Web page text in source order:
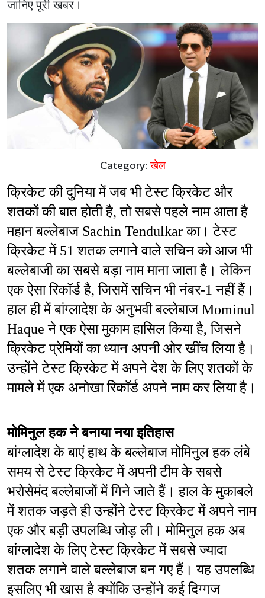
जानिए पूरी खबर।
Category:खेल
क्रिकेट की दुनिया में जब भी टेस्ट क्रिकेट और
शतकों की बात होती है, तो सबसे पहले नाम आता है
महान बल्लेबाज Sachin Tendulkar का। टेस्ट
क्रिकेट में 51 शतक लगाने वाले सचिन को आज भी
बल्लेबाजी का सबसे बड़ा नाम माना जाता है। लेकिन
एक ऐसा रिकॉर्ड है, जिसमें सचिन भी नंबर-1 नहीं हैं।
हाल ही में बांग्लादेश के अनुभवी बल्लेबाज Mominul
Haque ने एक ऐसा मुकाम हासिल किया है, जिसने
क्रिकेट प्रेमियों का ध्यान अपनी ओर खींच लिया है।
उन्होंने टेस्ट क्रिकेट में अपने देश के लिए शतकों के
मामले में एक अनोखा रिकॉर्ड अपने नाम कर लिया है।
मोमिनुल हक ने बनाया नया इतिहास
बांग्लादेश के बाएं हाथ के बल्लेबाज मोमिनुल हक लंबे
समय से टेस्ट क्रिकेट में अपनी टीम के सबसे
भरोसेमंद बल्लेबाजों में गिने जाते हैं। हाल के मुकाबले
में शतक जड़ते ही उन्होंने टेस्ट क्रिकेट में अपने नाम
एक और बड़ी उपलब्धि जोड़ ली। मोमिनुल हक अब
बांग्लादेश के लिए टेस्ट क्रिकेट में सबसे ज्यादा
शतक लगाने वाले बल्लेबाज बन गए हैं। यह उपलब्धि
इसलिए भी खास है क्योंकि उन्होंने कई दिग्गज